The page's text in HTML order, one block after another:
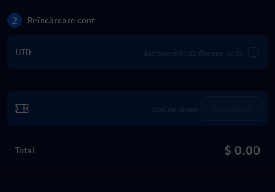
2 Reîncărcare cont
UID
Total $ 0.00